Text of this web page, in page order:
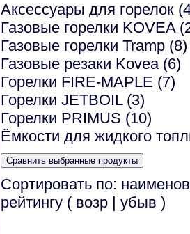
Аксессуары для горелок
Газовые горелки KOVEA
Газовые горелки Tramp (8)
Газовые резаки Kovea (6)
Горелки FIRE-MAPLE (7)
Горелки JETBOIL (3)
Горелки PRIMUS (10)
Ёмкости для жидкого
Сортировать по:
рейтингу ( возр | убыв )